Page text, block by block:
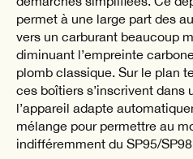
permet à une large part des
vers un carburant beaucoup
diminuant l’empreinte
plomb classique. Sur le plan
ces boîtiers s’inscrivent dans
l’appareil adapte
mélange pour permettre au
indifféremment du SP95/